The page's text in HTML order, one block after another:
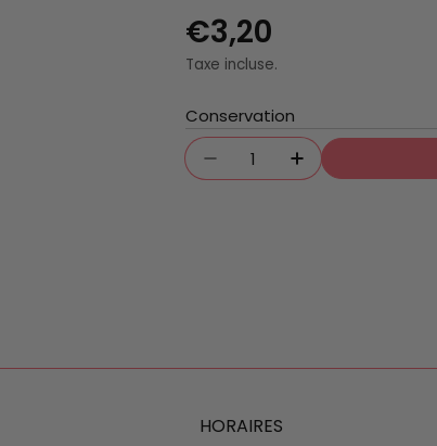
Prix
régulier
€3,20
Taxe incluse.
Conservation
Quantité
Diminuer La Quantité
Augmenter
HORAIRES